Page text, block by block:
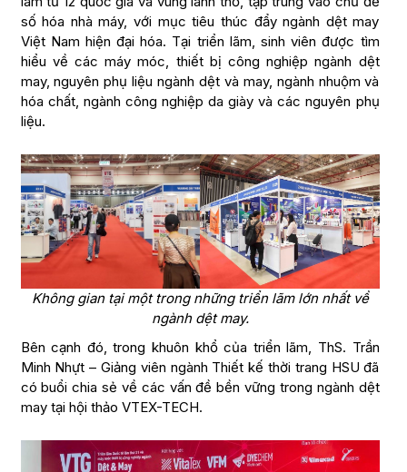
số hóa nhà máy, với mục tiêu thúc đẩy ngành dệt may
Việt Nam hiện đại hóa. Tại triển lãm, sinh viên được tìm
hiểu về các máy móc, thiết bị công nghiệp ngành dệt
may, nguyên phụ liệu ngành dệt và may, ngành nhuộm và
hóa chất, ngành công nghiệp da giày và các nguyên phụ
liệu.
Không gian tại một trong những triển lãm lớn nhất về
ngành dệt may.
Bên cạnh đó, trong khuôn khổ của triển lãm, ThS. Trần
Minh Nhựt – Giảng viên ngành Thiết kế thời trang HSU đã
có buổi chia sẻ về các vấn đề bền vững trong ngành dệt
may tại hội thảo VTEX-TECH.